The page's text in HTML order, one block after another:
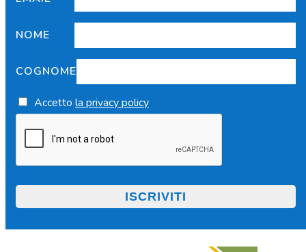
NOME
COGNOME
Accetto la privacy policy